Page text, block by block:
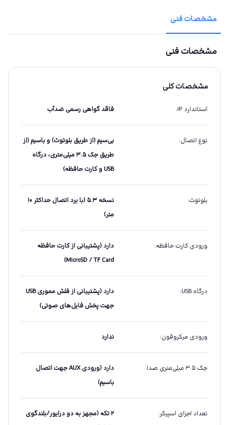
مشخصات فنی
مشخصات فنی
مشخصات کلی
استاندارد IP : فاقد گواهی رسمی ضدآب
نوع اتصال:
بی‌سیم (از طریق بلوتوث) و باسیم (از
طریق جک ۳.۵ میلی‌متری، درگاه
USB و کارت حافظه)
بلوتوث:
نسخه ۵.۳ (با برد اتصال حداکثر ۱۰
متر)
ورودی کارت حافظه:
دارد (پشتیبانی از کارت حافظه
MicroSD / TF Card)
درگاه USB :
دارد (پشتیبانی از فلش مموری USB
جهت پخش فایل‌های صوتی)
ورودی میکروفون: ندارد
جک ۳.۵ میلی‌متری صدا :
دارد (ورودی AUX جهت اتصال
باسیم)
تعداد اجزای اسپیکر:
۲ تکه (مجهز به دو درایور/بلندگوی